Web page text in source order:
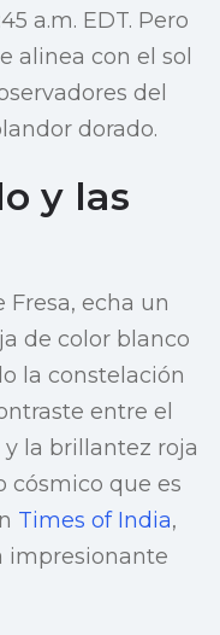
a.m. EDT. Pero
alinea con el sol
del
dorado.
y las
Fresa, echa un
de color blanco
la constelación
entre el
la brillantez roja
cósmico que es
Times of India,
impresionante